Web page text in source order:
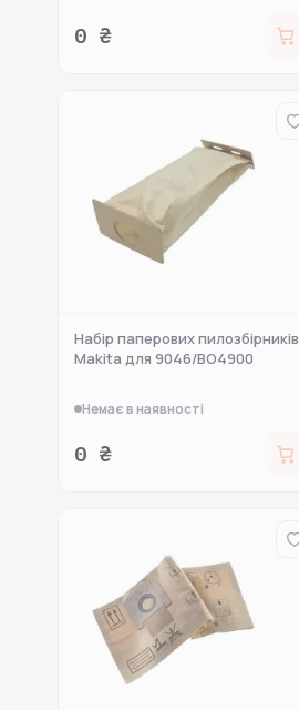
0 ₴
Набір паперових пилозбірників
Makita для 9046/BO4900
Немає в наявності
0 ₴